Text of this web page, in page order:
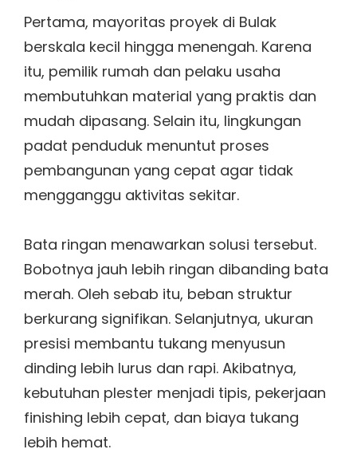
Pertama, mayoritas proyek di Bulak
berskala kecil hingga menengah. Karena
itu, pemilik rumah dan pelaku usaha
membutuhkan material yang praktis dan
mudah dipasang. Selain itu, lingkungan
padat penduduk menuntut proses
pembangunan yang cepat agar tidak
mengganggu aktivitas sekitar.
Bata ringan menawarkan solusi tersebut.
Bobotnya jauh lebih ringan dibanding bata
merah. Oleh sebab itu, beban struktur
berkurang signifikan. Selanjutnya, ukuran
presisi membantu tukang menyusun
dinding lebih lurus dan rapi. Akibatnya,
kebutuhan plester menjadi tipis, pekerjaan
finishing lebih cepat, dan biaya tukang
lebih hemat.